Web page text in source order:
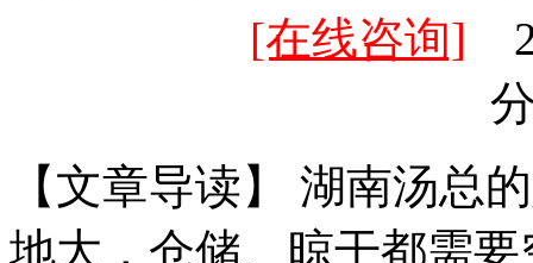
[在线咨询]
【文章导读】 湖南汤总
地大，仓储、晾干都需